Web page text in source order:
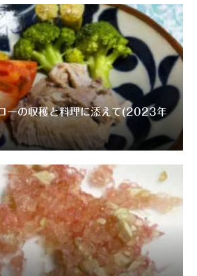
ーの収穫と料理に添えて(2023年